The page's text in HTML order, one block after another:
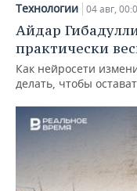
Технологии 04 авг,
Айдар
практически
Как нейросети
делать, чтобы